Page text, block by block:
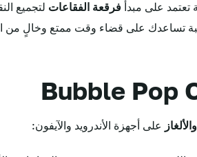
تعتمد على مبدأ فرقعة الفقاعات لتجميع
تساعدك على قضاء وقت ممتع وخالٍ من
على أجهزة الأندرويد والآيفون: